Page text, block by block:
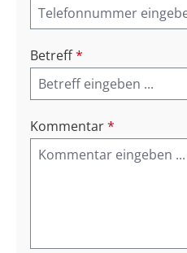
Betreff*
Kommentar*